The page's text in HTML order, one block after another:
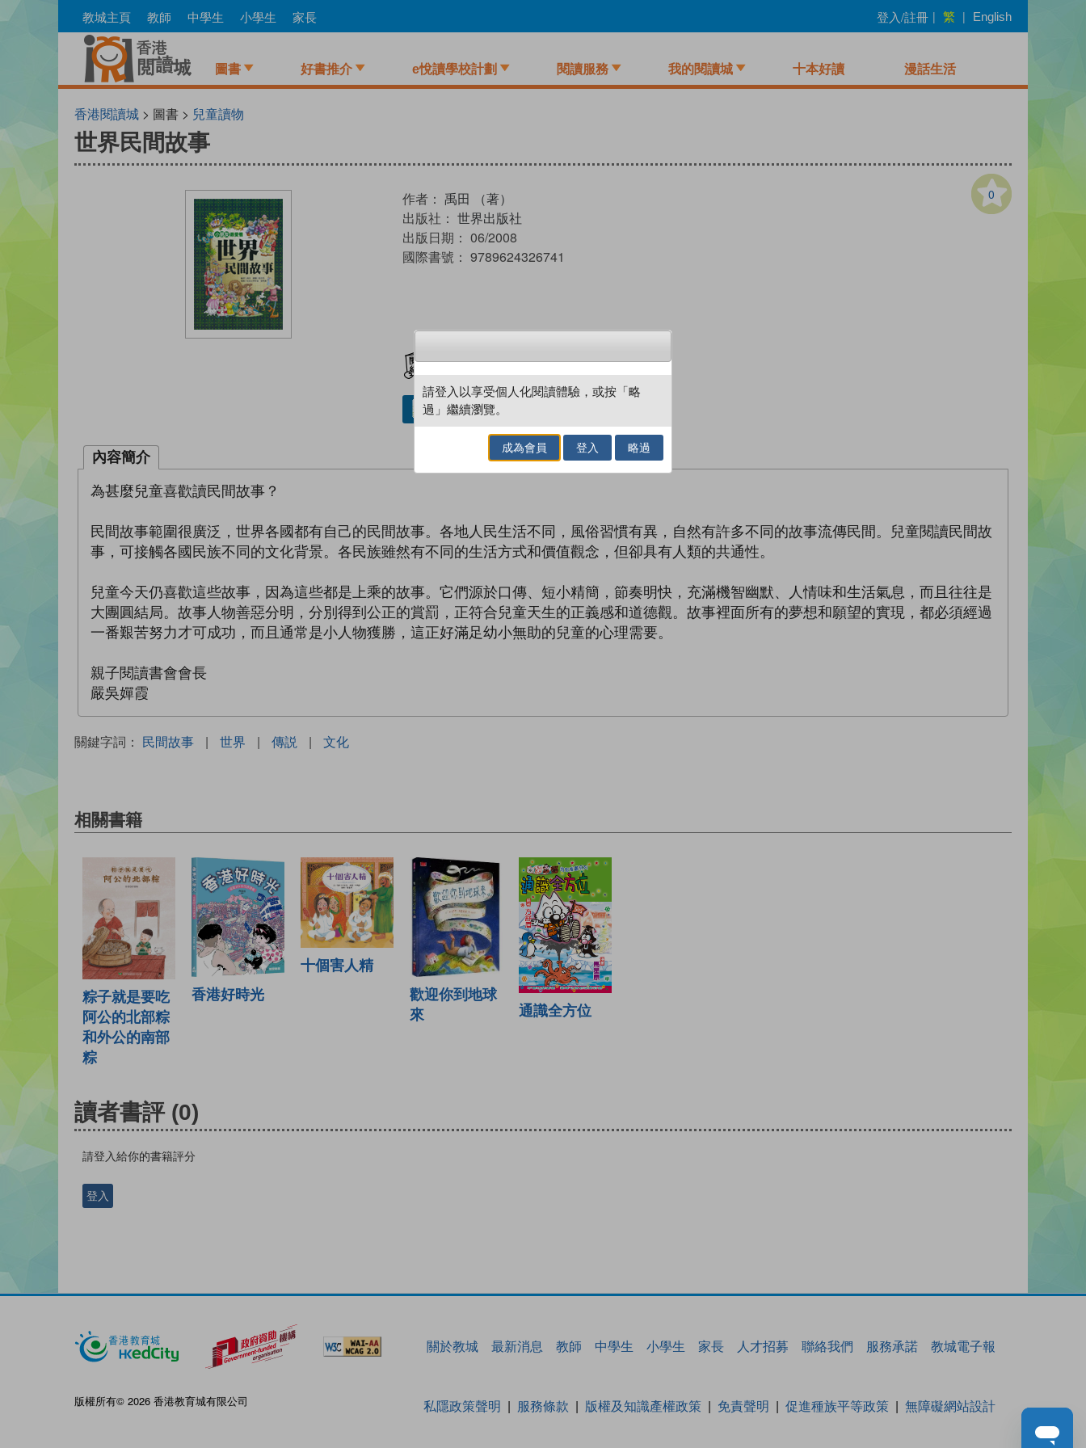
to
教城主頁 教師 中學生 小學生 家長 登入/註冊 | 繁 | English
圖書 好書推介 e悅讀學校計劃 閱讀服務 我的閱讀城 十本好讀 漫話生活
香港閱讀城 > 圖書 > 兒童讀物
世界民間故事
0
作者： 禹田 （著）
出版社： 世界出版社
出版日期： 06/2008
國際書號： 9789624326741
借閱實體書
內容簡介
為甚麼兒童喜歡讀民間故事？
民間故事範圍很廣泛，世界各國都有自己的民間故事。各地人民生活不同，風俗習慣有異，自然有許多不同的故事流傳民間。兒童閱讀民間故
事，可接觸各國民族不同的文化背景。各民族雖然有不同的生活方式和價值觀念，但卻具有人類的共通性。
兒童今天仍喜歡這些故事，因為這些都是上乘的故事。它們源於口傳、短小精簡，節奏明快，充滿機智幽默、人情味和生活氣息，而且往往是
大團圓結局。故事人物善惡分明，分別得到公正的賞罰，正符合兒童天生的正義感和道德觀。故事裡面所有的夢想和願望的實現，都必須經過
一番艱苦努力才可成功，而且通常是小人物獲勝，這正好滿足幼小無助的兒童的心理需要。
親子閱讀書會會長
嚴吳嬋霞
關鍵字詞： 民間故事 | 世界 | 傳説 | 文化
相關書籍
粽子就是要吃
阿公的北部粽
和外公的南部
粽
香港好時光
十個害人精
歡迎你到地球
來
通識全方位
讀者書評 (0)
請登入給你的書籍評分
登入
關於教城 最新消息 教師 中學生 小學生 家長 人才招募 聯絡我們 服務承諾 教城電子報
版權所有© 2026 香港教育城有限公司 私隱政策聲明 服務條款 版權及知識產權政策 免責聲明 促進種族平等政策 無障礙網站設計
請登入以享受個人化閱讀體驗，或按「略
過」繼續瀏覽。
成為會員 登入 略過